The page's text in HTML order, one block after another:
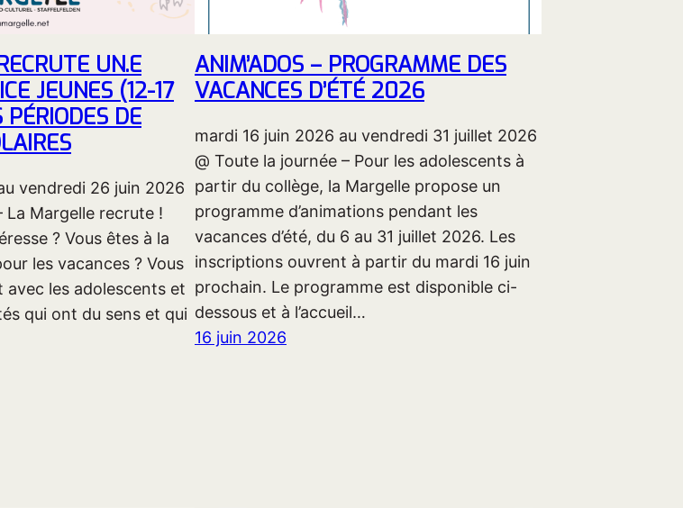
UN.E
JEUNES (12-17
DE
vendredi 26 juin 2026
La Margelle recrute !
? Vous êtes à la
les vacances ? Vous
les adolescents et
qui ont du sens et qui
ANIM’ADOS – PROGRAMME DES
VACANCES D’ÉTÉ 2026
mardi 16 juin 2026 au vendredi 31 juillet 2026
@ Toute la journée – Pour les adolescents à
partir du collège, la Margelle propose un
programme d’animations pendant les
vacances d’été, du 6 au 31 juillet 2026. Les
inscriptions ouvrent à partir du mardi 16 juin
prochain. Le programme est disponible ci-
dessous et à l’accueil…
16 juin 2026